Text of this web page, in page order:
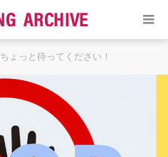
ちょっと待ってください！